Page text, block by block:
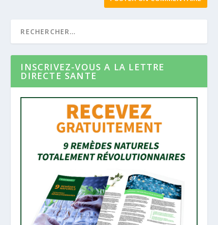
INSCRIVEZ-VOUS A LA LETTRE
DIRECTE SANTE